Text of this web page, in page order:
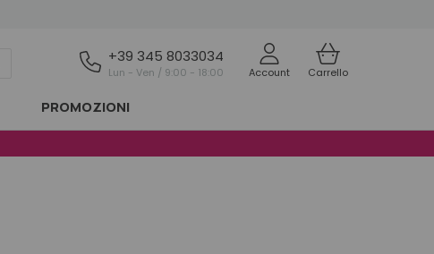
+39 345 8033034
Lun - Ven / 9:00 - 18:00 Account Carrello
PROMOZIONI